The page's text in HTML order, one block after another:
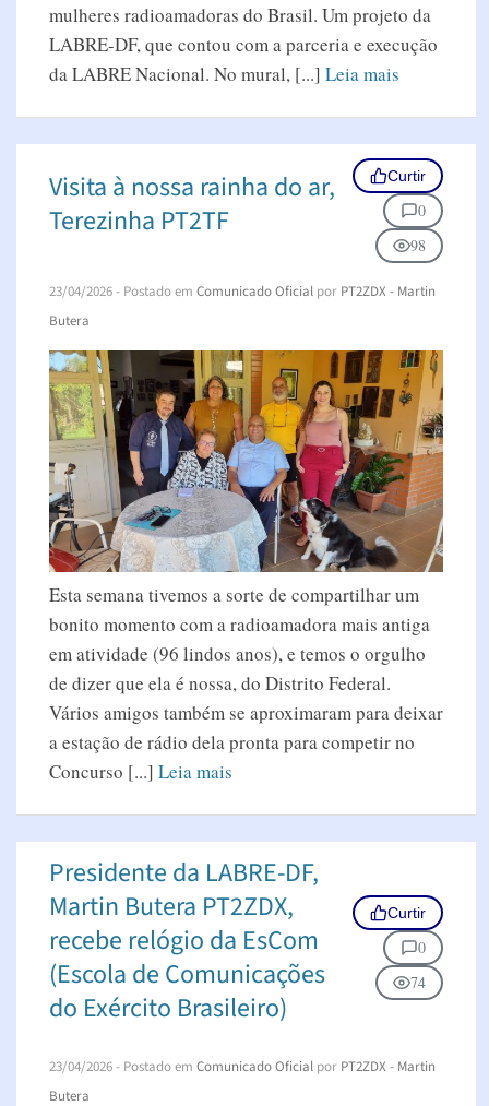
mulheres radioamadoras do Brasil. Um projeto da
LABRE-DF, que contou com a parceria e execução
da LABRE Nacional. No mural, [...] Leia mais
Visita à nossa rainha do ar,
Terezinha PT2TF
Curtir
0
98
23/04/2026- Postado em Comunicado Oficial por PT2ZDX - Martin
Butera
Esta semana tivemos a sorte de compartilhar um
bonito momento com a radioamadora mais antiga
em atividade (96 lindos anos), e temos o orgulho
de dizer que ela é nossa, do Distrito Federal.
Vários amigos também se aproximaram para deixar
a estação de rádio dela pronta para competir no
Concurso [...] Leia mais
Presidente da LABRE-DF,
Martin Butera PT2ZDX,
recebe relógio da EsCom
(Escola de Comunicações
do Exército Brasileiro)
Curtir
0
74
23/04/2026- Postado em Comunicado Oficial por PT2ZDX - Martin
Butera